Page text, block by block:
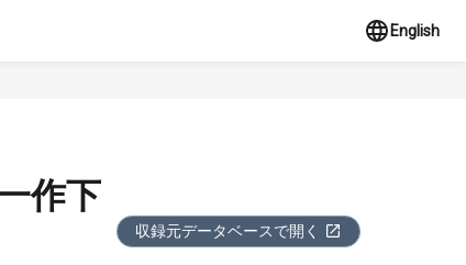
English
作下
収録元データベースで開く